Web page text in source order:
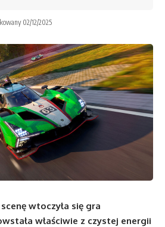
02/12/2025
wtoczyła się gra
właściwie z czystej energii